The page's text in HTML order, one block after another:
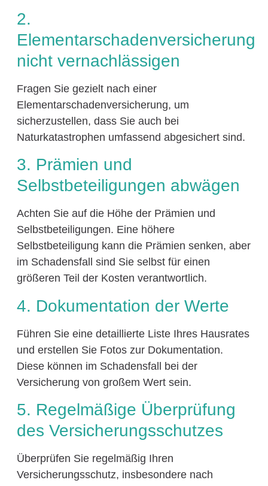
2.
Elementarschadenversicherung
nicht vernachlässigen
Fragen Sie gezielt nach einer
Elementarschadenversicherung, um
sicherzustellen, dass Sie auch bei
Naturkatastrophen umfassend abgesichert sind.
3. Prämien und
Selbstbeteiligungen abwägen
Achten Sie auf die Höhe der Prämien und
Selbstbeteiligungen. Eine höhere
Selbstbeteiligung kann die Prämien senken, aber
im Schadensfall sind Sie selbst für einen
größeren Teil der Kosten verantwortlich.
4. Dokumentation der Werte
Führen Sie eine detaillierte Liste Ihres Hausrates
und erstellen Sie Fotos zur Dokumentation.
Diese können im Schadensfall bei der
Versicherung von großem Wert sein.
5. Regelmäßige Überprüfung
des Versicherungsschutzes
Überprüfen Sie regelmäßig Ihren
Versicherungsschutz, insbesondere nach